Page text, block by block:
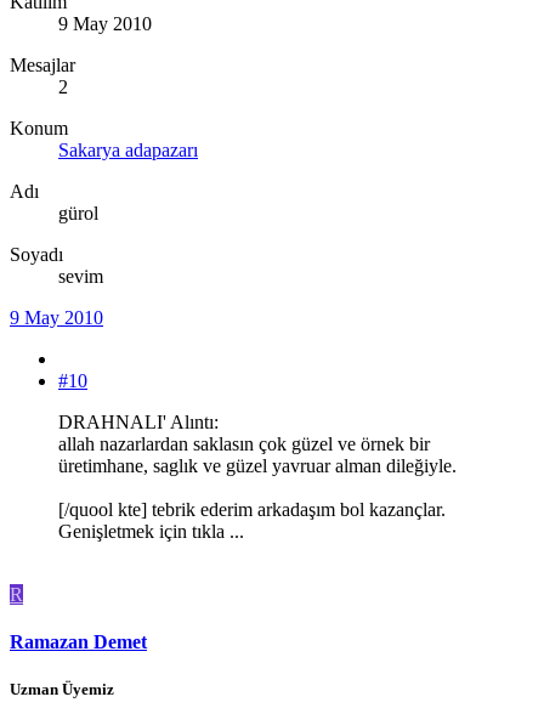
9 May 2010
Mesajlar
2
Konum
Sakarya adapazarı
Adı
gürol
Soyadı
sevim
9 May 2010
#10
DRAHNALI' Alıntı:
allah nazarlardan saklasın çok güzel ve örnek bir
üretimhane, saglık ve güzel yavruar alman dileğiyle.
[/quool kte] tebrik ederim arkadaşım bol kazançlar.
Genişletmek için tıkla ...
R
Ramazan Demet
Uzman Üyemiz